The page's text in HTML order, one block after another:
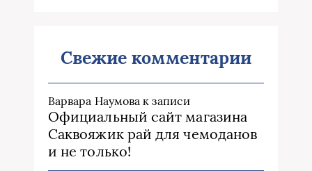
Свежие комментарии
Варвара Наумова к записи
Официальный сайт магазина
Саквояжик рай для чемоданов
и не только!